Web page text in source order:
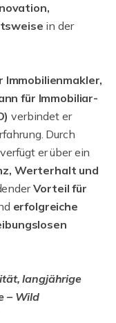
in der
für Immobiliar-
verbindet er
Durch
er über ein
Werterhalt und
Vorteil für
erfolgreiche
langjährige
– Wild